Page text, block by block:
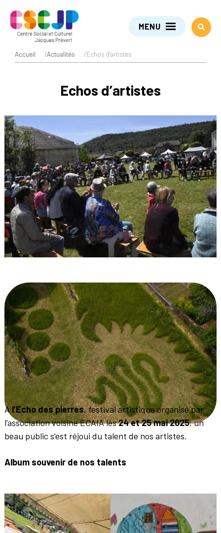
MENU
Accueil /Actualités /Echos d'artistes
Echos d’artistes
Al’Echo des pierres, festival artistique organisé par
l’association voisine ECAIA les24 et 25 mai 2025, un
beau public s’est réjoui du talent de nos artistes.
Album souvenir de nos talents